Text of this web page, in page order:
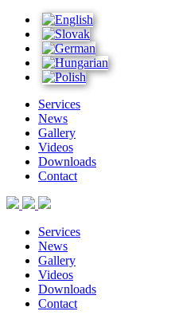
Services
News
Gallery
Videos
Downloads
Contact
Services
News
Gallery
Videos
Downloads
Contact